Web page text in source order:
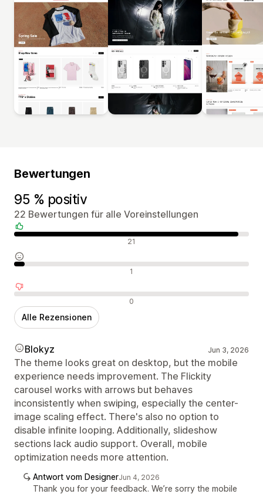
Bewertungen
95 % positiv
22 Bewertungen für alle Voreinstellungen
Positive Bewertungen 21
Neutrale Bewertungen 1
Negative Bewertungen 0
Alle Rezensionen
Blokyz Jun 3, 2026
The theme looks great on desktop, but the mobile
experience needs improvement. The Flickity
carousel works with arrows but behaves
inconsistently when swiping, especially the center-
image scaling effect. There's also no option to
disable infinite looping. Additionally, slideshow
sections lack audio support. Overall, mobile
optimization needs more attention.
Antwort vom DesignerJun 4, 2026
Thank you for your feedback. We’re sorry the mobile